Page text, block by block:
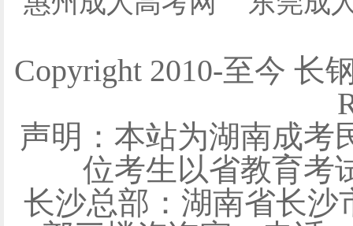
Copyright 2010-至今 长
声明：本站为湖南成考
位考生以省教育考
长沙总部：湖南省长沙